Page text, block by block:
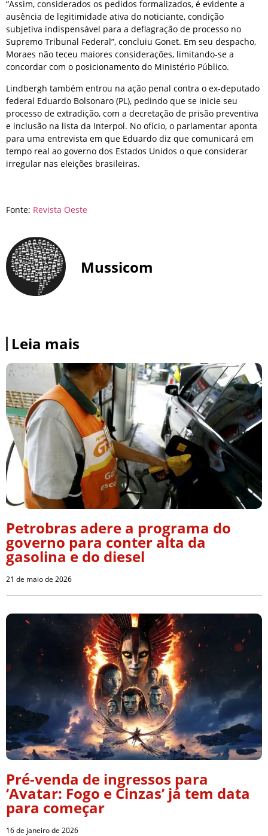
“Assim, considerados os pedidos formalizados, é evidente a
ausência de legitimidade ativa do noticiante, condição
subjetiva indispensável para a deflagração de processo no
Supremo Tribunal Federal”, concluiu Gonet. Em seu despacho,
Moraes não teceu maiores considerações, limitando-se a
concordar com o posicionamento do Ministério Público.
Lindbergh também entrou na ação penal contra o ex-deputado
federal Eduardo Bolsonaro (PL), pedindo que se inicie seu
processo de extradição, com a decretação de prisão preventiva
e inclusão na lista da Interpol. No ofício, o parlamentar aponta
para uma entrevista em que Eduardo diz que comunicará em
tempo real ao governo dos Estados Unidos o que considerar
irregular nas eleições brasileiras.
Fonte: Revista Oeste
Mussicom
Leia mais
Petrobras adere a programa do
governo para conter alta da
gasolina e do diesel
21 de maio de 2026
Pré-venda de ingressos para
‘Avatar: Fogo e Cinzas’ já tem data
para começar
16 de janeiro de 2026